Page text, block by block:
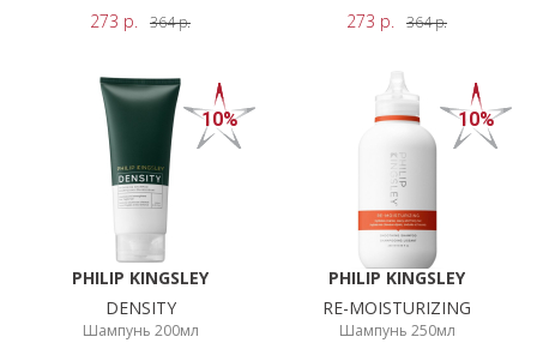
273 р. 364р. 273 р. 364р.
10%
PHILIP KINGSLEY
DENSITY
Шампунь 200мл
10%
PHILIP KINGSLEY
RE-MOISTURIZING
Шампунь 250мл